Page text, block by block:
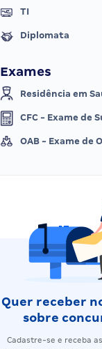
TI
Diplomata
Exames
Residência em
CFC - Exame de
OAB - Exame de
Quer receber
sobre
Cadastre-se e receba